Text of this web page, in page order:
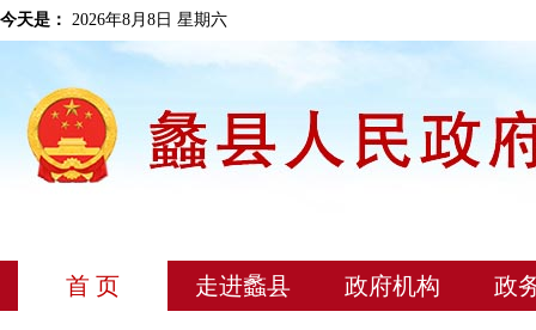
今天是： 2026年8月8日 星期六
首 页 走进蠡县 政府机构 政